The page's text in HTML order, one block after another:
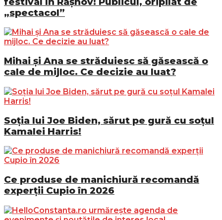
„spectacol”
Mihai și Ana se străduiesc să găsească o
cale de mijloc. Ce decizie au luat?
Soția lui Joe Biden, sărut pe gură cu soțul
Kamalei Harris!
Ce produse de manichiură recomandă
experții Cupio în 2026